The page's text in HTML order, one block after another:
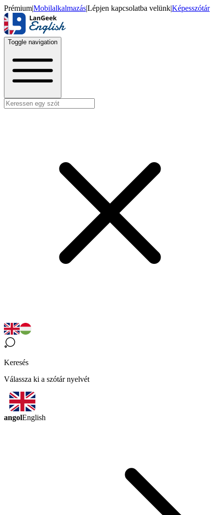
Prémium|Mobilalkalmazás|Lépjen kapcsolatba velünk|Képesszótár
Toggle navigation
Keresés
Válassza ki a szótár nyelvét
angolEnglish